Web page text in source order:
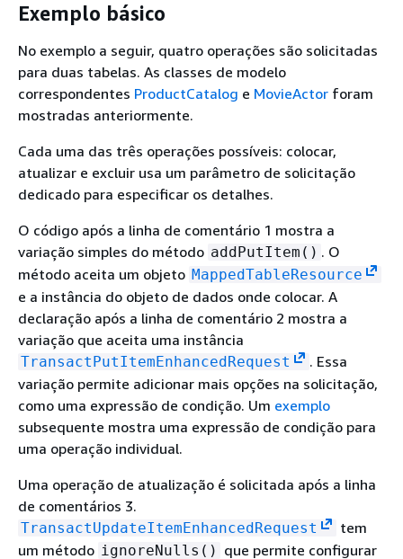
Exemplo básico
No exemplo a seguir, quatro operações são solicitadas
para duas tabelas. As classes de modelo
correspondentes ProductCatalog e MovieActor foram
mostradas anteriormente.
Cada uma das três operações possíveis: colocar,
atualizar e excluir usa um parâmetro de solicitação
dedicado para especificar os detalhes.
O código após a linha de comentário 1 mostra a
variação simples do método addPutItem() . O
método aceita um objeto MappedTableResource
e a instância do objeto de dados onde colocar. A
declaração após a linha de comentário 2 mostra a
variação que aceita uma instância
TransactPutItemEnhancedRequest
. Essa
variação permite adicionar mais opções na solicitação,
como uma expressão de condição. Um exemplo
subsequente mostra uma expressão de condição para
uma operação individual.
Uma operação de atualização é solicitada após a linha
de comentários 3.
TransactUpdateItemEnhancedRequest
tem
um método ignoreNulls() que permite configurar